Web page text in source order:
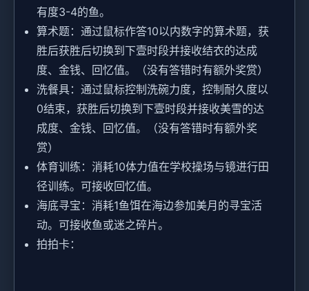
有度3-4的鱼。
算术题：通过鼠标作答10以内数字的算术题，获
胜后获胜后切换到下壹时段并接收结衣的达成
度、金钱、回忆值。（没有答错时有额外奖赏）
洗餐具：通过鼠标控制洗碗力度，控制耐久度以
0结束，获胜后切换到下壹时段并接收美雪的达
成度、金钱、回忆值。（没有答错时有额外奖
赏）
体育训练：消耗10体力值在学校操场与镜进行田
径训练。可接收回忆值。
海底寻宝：消耗1鱼饵在海边参加美月的寻宝活
动。可接收鱼或迷之碎片。
拍拍卡：